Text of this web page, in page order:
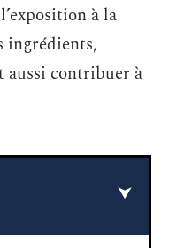
à la
ingrédients,
aussi contribuer à